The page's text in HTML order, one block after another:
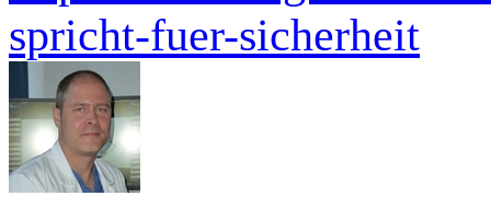
spricht-fuer-sicherheit